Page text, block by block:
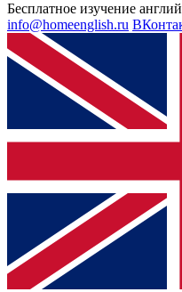
Бесплатное изучение
info@homeenglish.ru